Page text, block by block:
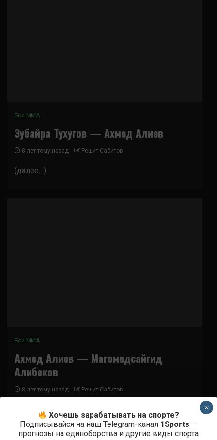
Бои ММА
Зубайра Тухугов — Ахмед Алиев
8 лет тому назад Решит Сабитов
(далее…)
Бои ММА
Ахмед Алиев — Магомедсайгид
Алибеков
8 лет тому назад Решит Сабитов
(далее…)
Хочешь зарабатывать на спорте?
Подписывайся на наш Telegram-канал 1Sports —
прогнозы на единоборства и другие виды спорта
×